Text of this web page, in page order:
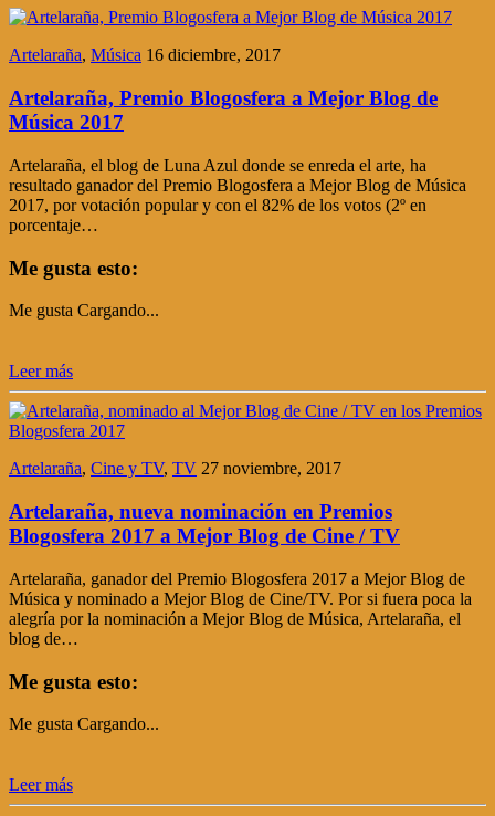
Artelaraña, Música 16 diciembre, 2017
Artelaraña, Premio Blogosfera a Mejor Blog de
Música 2017
Artelaraña, el blog de Luna Azul donde se enreda el arte, ha
resultado ganador del Premio Blogosfera a Mejor Blog de Música
2017, por votación popular y con el 82% de los votos (2º en
porcentaje…
Me gusta esto:
Me gusta Cargando...
Leer más
Artelaraña, Cine y TV, TV 27 noviembre, 2017
Artelaraña, nueva nominación en Premios
Blogosfera 2017 a Mejor Blog de Cine / TV
Artelaraña, ganador del Premio Blogosfera 2017 a Mejor Blog de
Música y nominado a Mejor Blog de Cine/TV. Por si fuera poca la
alegría por la nominación a Mejor Blog de Música, Artelaraña, el
blog de…
Me gusta esto:
Me gusta Cargando...
Leer más